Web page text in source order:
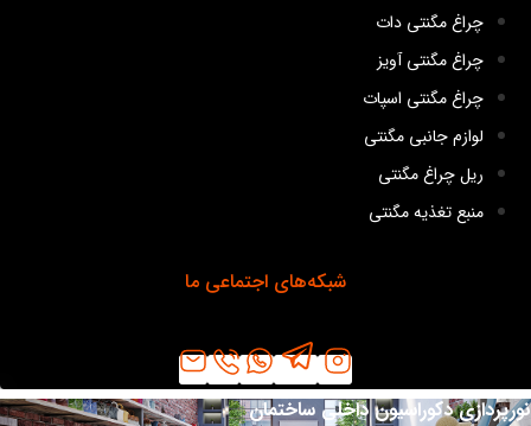
چراغ مگنتی دات
چراغ مگنتی آویز
چراغ مگنتی اسپات
لوازم جانبی مگنتی
ریل چراغ مگنتی
منبع تغذیه مگنتی
شبکه‌های اجتماعی ما
دکوراسیون داخلی ساختمان